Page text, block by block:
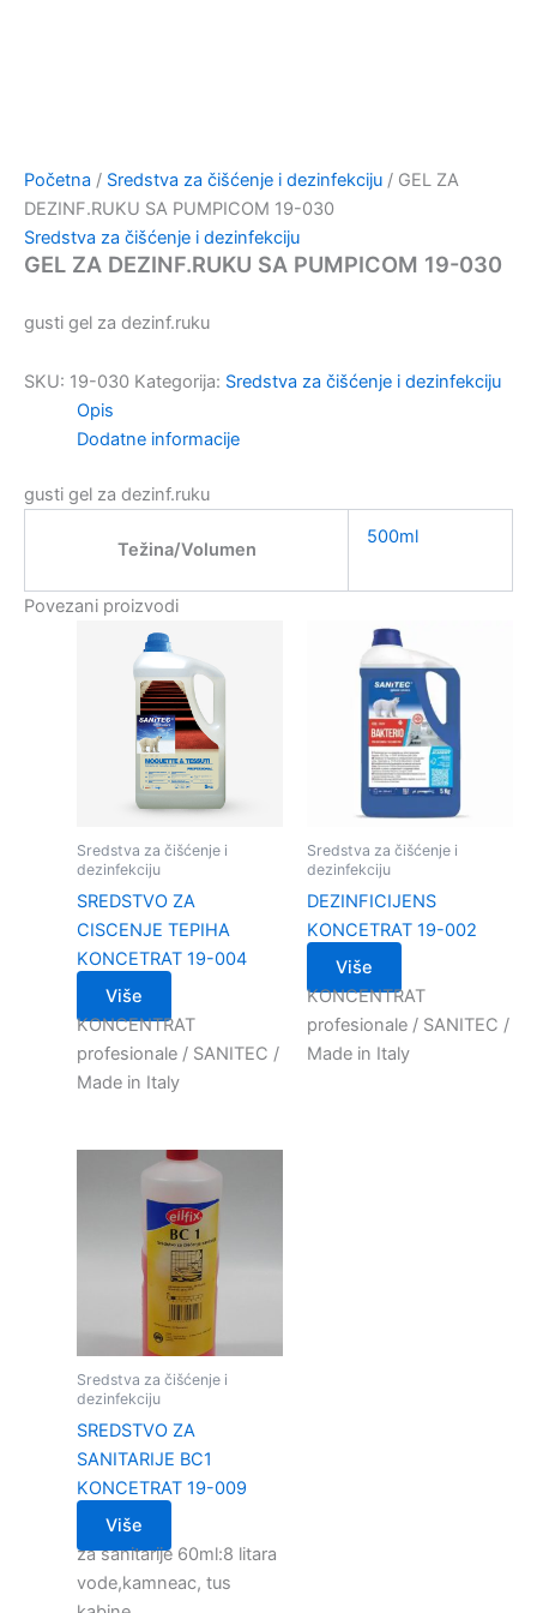
Početna / Sredstva za čišćenje i dezinfekciju / GEL ZA
DEZINF.RUKU SA PUMPICOM 19-030
Sredstva za čišćenje i dezinfekciju
GEL ZA DEZINF.RUKU SA PUMPICOM 19-030
gusti gel za dezinf.ruku
SKU: 19-030 Kategorija: Sredstva za čišćenje i dezinfekciju
Opis
Dodatne informacije
gusti gel za dezinf.ruku
Težina/Volumen
500ml
Povezani proizvodi
Sredstva za čišćenje i
dezinfekciju
SREDSTVO ZA
CISCENJE TEPIHA
KONCETRAT 19-004
Više
KONCENTRAT
profesionale / SANITEC /
Made in Italy
Sredstva za čišćenje i
dezinfekciju
DEZINFICIJENS
KONCETRAT 19-002
Više
KONCENTRAT
profesionale / SANITEC /
Made in Italy
Sredstva za čišćenje i
dezinfekciju
SREDSTVO ZA
SANITARIJE BC1
KONCETRAT 19-009
Više
za sanitarije 60ml:8 litara
vode,kamneac, tus